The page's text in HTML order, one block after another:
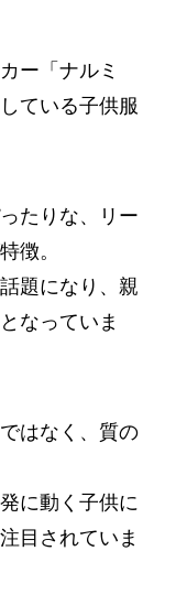
ー「ナルミ
ている子供服
たりな、リー
徴。
題になり、親
なっていま
はなく、質の
に動く子供に
目されていま